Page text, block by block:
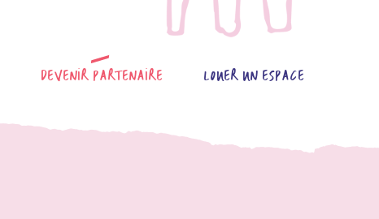
DEVENIR PARTENAIRE LOUER UN ESPACE